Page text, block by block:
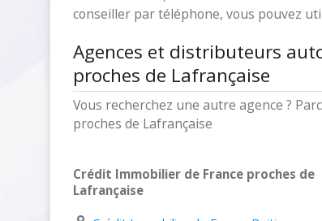
conseiller par téléphone, vous pouvez
Agences et distributeurs
proches de Lafrançaise
Vous recherchez une autre agence ?
proches de Lafrançaise
Crédit Immobilier de France proches de
Lafrançaise